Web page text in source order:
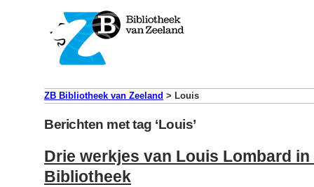
ZB Bibliotheek van Zeeland > Louis
Berichten met tag ‘Louis’
Drie werkjes van Louis Lombard in
Bibliotheek